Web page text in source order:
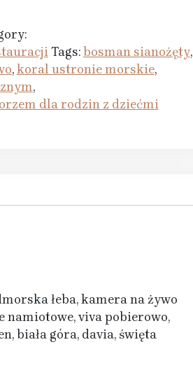
Tags:bosman sianożęty,
,koral ustronie morskie,
,
dla rodzin z dziećmi
łeba, kamera na żywo
namiotowe, viva pobierowo,
biała góra, davia, święta